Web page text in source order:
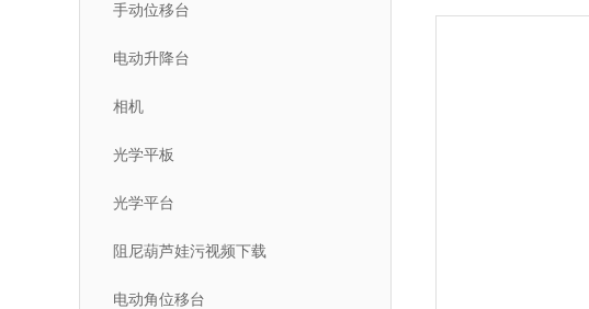
手动位移台
电动升降台
相机
光学平板
光学平台
阻尼葫芦娃污视频下载
电动角位移台